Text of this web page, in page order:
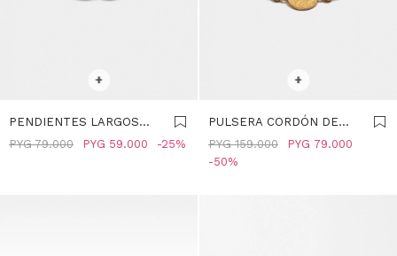
+
PENDIENTES LARGOS
EFECTO PIEDRA -
PYG 59.000
PYG 79.000 25
+
PULSERA CORDÓN DE
PIEL CON COLGANTE
REDONDO - MARRON
PYG 79.000
PYG 159.000
50